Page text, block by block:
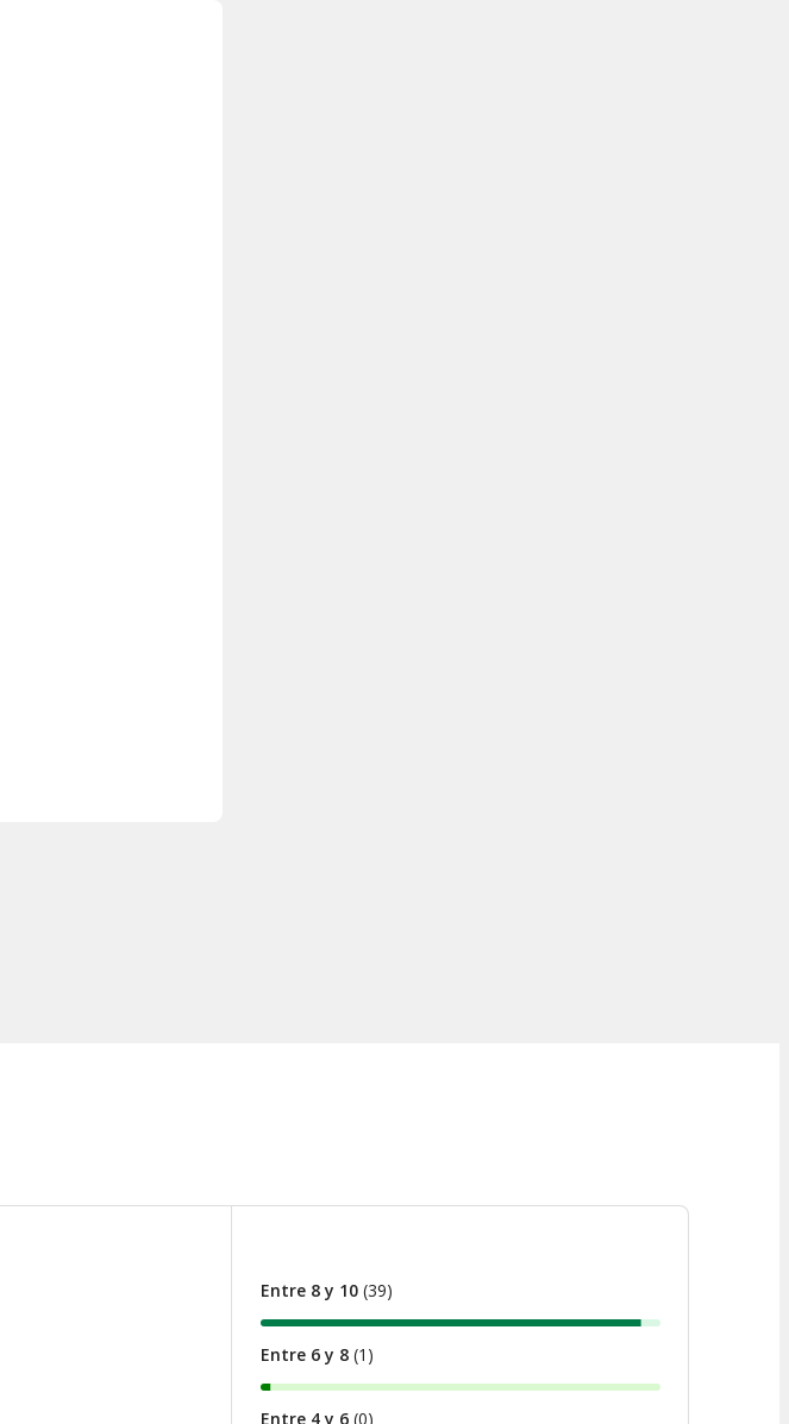
Entre 8 y 10 (39)
Entre 6 y 8 (1 )
Entre 4 y 6 (0)